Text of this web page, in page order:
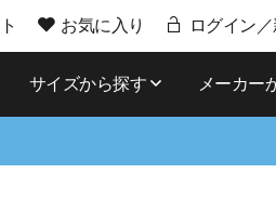
お気に入り ログイン
サイズから探す メーカー